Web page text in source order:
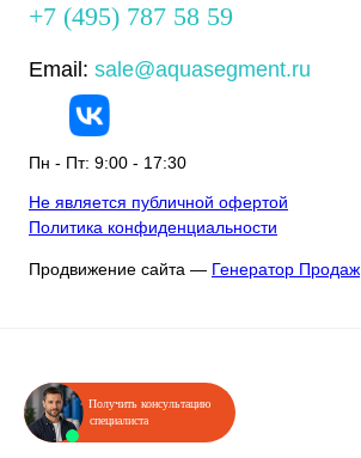
+7 (495) 787 58 59
Email: sale@aquasegment.ru
Пн - Пт: 9:00 - 17:30
Не является публичной офертой
Политика конфиденциальности
Продвижение сайта — Генератор Продаж
Получить консультацию
специалиста